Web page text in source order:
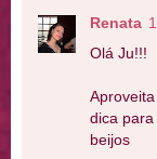
Renata
Olá Ju!!!
dica para
beijos